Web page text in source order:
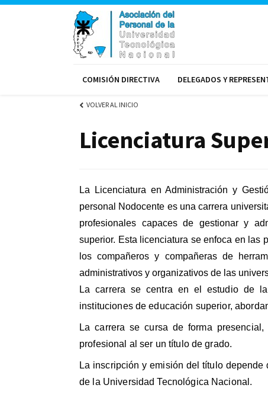
COMISIÓN DIRECTIVA DELEGADOS Y
VOLVER AL INICIO
Licenciatura
La Licenciatura en Administración y
personal Nodocente es una carrera
profesionales capaces de gestionar y
superior. Esta licenciatura se enfoca en las
los compañeros y compañeras de
administrativos y organizativos de las
La carrera se centra en el estudio de
instituciones de educación superior,
La carrera se cursa de forma
profesional al ser un título de grado.
La inscripción y emisión del título
de la Universidad Tecnológica Nacional.